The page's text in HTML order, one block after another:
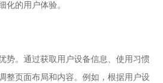
化的用户体验。
势。通过获取用户设备信息、使用习惯
整页面布局和内容。例如，根据用户设